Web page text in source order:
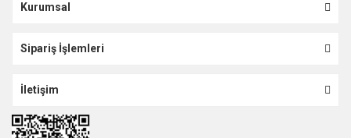
Kurumsal
Sipariş İşlemleri
İletişim